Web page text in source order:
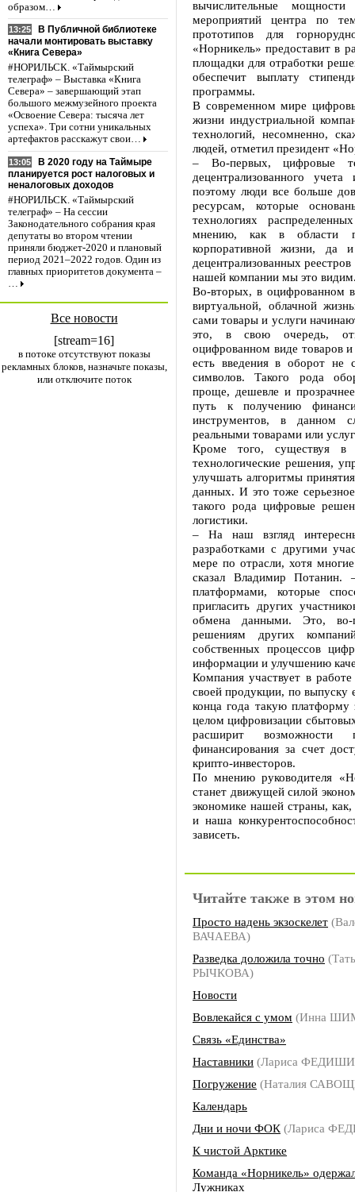
образом…
13:25
В Публичной библиотеке
начали монтировать выставку
«Книга Севера»
#НОРИЛЬСК. «Таймырский
телеграф» – Выставка «Книга
Севера» – завершающий этап
большого межмузейного проекта
«Освоение Севера: тысяча лет
успеха». Три сотни уникальных
артефактов расскажут свои…
13:05
В 2020 году на Таймыре
планируется рост налоговых и
неналоговых доходов
#НОРИЛЬСК. «Таймырский
телеграф» – На сессии
Законодательного собрания края
депутаты во втором чтении
приняли бюджет-2020 и плановый
период 2021–2022 годов. Один из
главных приоритетов документа –
…
Все новости
[stream=16]
в потоке отсутствуют показы
рекламных блоков, назначьте показы,
или отключите поток
вычислительные
мероприятий центра по
прототипов для
«Норникель» предоставит в
площадки для отработки
обеспечит выплату
программы.
В современном мире
жизни индустриальной
технологий, несомненно,
людей, отметил президент
– Во-первых, цифровые
децентрализованного
поэтому люди все больше
ресурсам, которые
технологиях
мнению, как в области
корпоративной жизни, да
децентрализованных
нашей компании мы это
Во-вторых, в оцифрованном
виртуальной, облачной
сами товары и услуги
это, в свою очередь,
оцифрованном виде товаров
есть введения в оборот не
символов. Такого рода
проще, дешевле и
путь к получению
инструментов, в данном
реальными товарами или
Кроме того, существуя в
технологические решения,
улучшать алгоритмы
данных. И это тоже
такого рода цифровые
логистики.
– На наш взгляд
разработками с другими
мере по отрасли, хотя
сказал Владимир
платформами, которые
пригласить других
обмена данными. Это, во-
решениям других
собственных процессов
информации и улучшению
Компания участвует в
своей продукции, по выпуску
конца года такую платформу
целом цифровизации
расширит возможности
финансирования за счет
крипто-инвесторов.
По мнению руководителя
станет движущей силой
экономике нашей страны,
и наша
зависеть.
Читайте также в этом
Просто надень экзоскелет
ВАЧАЕВА)
Разведка доложила точно
РЫЧКОВА)
Новости
Вовлекайся с умом (Инна
Связь «Единства»
Наставники (Лариса
Погружение (Наталия
Календарь
Дни и ночи ФОК (Лариса
К чистой Арктике
Команда «Норникель»
Лужниках